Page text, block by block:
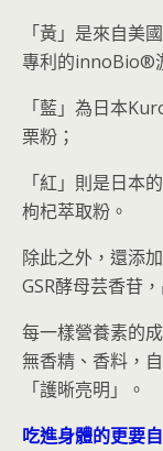
「黃」是來自美
專利的innoBio®
「藍」為日本
栗粉；
「紅」則是日本
枸杞萃取粉。
除此之外，還添
GSR酵母芸香苷
每一樣營養素的
無香精、香料，
「護晰亮明」。
吃進身體的更要